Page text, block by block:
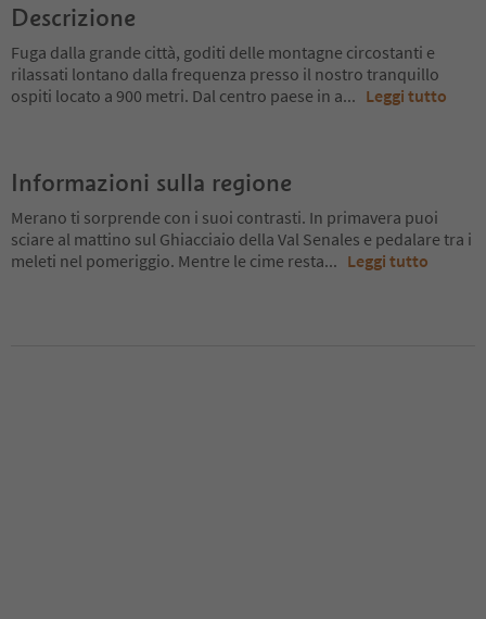
Descrizione
Fuga dalla grande città, goditi delle montagne circostanti e
rilassati lontano dalla frequenza presso il nostro tranquillo
ospiti locato a 900 metri. Dal centro paese in a... Leggi tutto
Informazioni sulla regione
Merano ti sorprende con i suoi contrasti. In primavera puoi
sciare al mattino sul Ghiacciaio della Val Senales e pedalare tra i
meleti nel pomeriggio. Mentre le cime resta... Leggi tutto